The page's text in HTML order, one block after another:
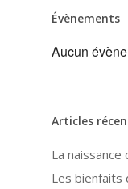
Évènements
Aucun
Articles
La naissance
Les bienfaits